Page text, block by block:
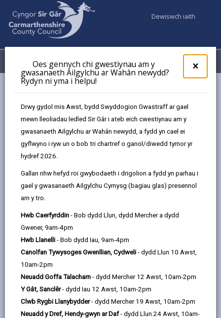
×
Oes gennych chi gwestiynau am y
gwasanaeth Ailgylchu ar Wahân newydd?
Rydyn ni yma i helpu!
Drwy gydol mis Awst, bydd Swyddogion Gwastraff ar gael
mewn lleoliadau ledled Sir Gâr i ateb eich cwestiynau am y
gwasanaeth Ailgylchu ar Wahân newydd, a fydd yn cael ei
gyflwyno i ryw un o bob tri chartref o ganol/diwedd tymor yr
hydref 2026.
Gallan nhw hefyd roi gwybodaeth i drigolion a fydd yn parhau i
gael y gwasanaeth Ailgylchu Cymysg (bagiau glas) presennol
am y tro.
Hwb Caerfyrddin - Bob dydd Llun, dydd Mercher a dydd
Gwener, 9am-4pm
Hwb Llanelli - Bob dydd Iau, 9am-4pm
Canolfan Tywysoges Gwenllian, Cydweli - dydd Llun 10 Awst,
10am-2pm
Neuadd Goffa Talacharn - dydd Mercher 12 Awst, 10am-2pm
Y Gât, Sanclêr- dydd Iau 12 Awst, 10am-2pm
Clwb Rygbi Llanybydder- dydd Mercher 19 Awst, 10am-2pm
Neuadd y Dref, Hendy-gwyn ar Daf- dydd Llun 24 Awst, 10am-
Dewiswch iaith
Dewislen
Cymraeg i Fusnesau Sir Gâr
Cymraeg i Fusnesau Sir Gâr
Diweddarwyd y dudalen ar: 23/06/2025
by
share
this
on
opens
in
new
tab
share
this
on
opens
a
tab
in
new
Cyrsiau Medi 2025
Ydych chi eisiau rhoi hwb i’ch busnes yn Sir Gâr? Mae
dysgu Cymraeg yn ffordd wych o gysylltu â
chwsmeriaid ac o ddangos eich cefnogaeth i’r
gymuned leol. Rydym yn cynnig amrywiaeth o gyrsiau
am ddim yn cychwyn ym mis Medi 2025 (yn amodol ar
niferoedd). Helpwch eich hun a’ch tîm i deimlo’n fwy
hyderus wrth ddefnyddio’r Gymraeg yn y gweithle.